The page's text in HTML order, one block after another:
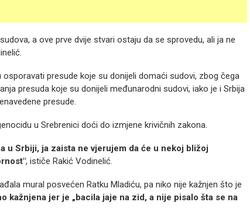
a ove prve dvije stvari ostaju da se sprovedu, ali ja ne
presude koje su donijeli domaći sudovi, zbog čega
presuda koje su donijeli međunarodni sudovi, iako je i Srbija
presude.
u Srebrenici doći do izmjene krivičnih zakona.
u Srbiji, ja zaista ne vjerujem da će u nekoj bližoj
, ističe Rakić Vodinelić.
mural posvećen Ratku Mladiću, pa niko nije kažnjen što je
kažnjena jer je „bacila jaje na zid, a nije pisalo šta se na